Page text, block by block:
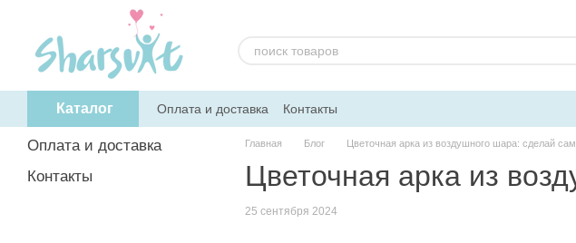
Перейти к основному контенту
Каталог Оплата и доставка Контакты
Главная Блог Цветочная арка из воздушного шара: сделай сам
Цветочная арка из
25 сентября 2024
Оплата и доставка
Контакты